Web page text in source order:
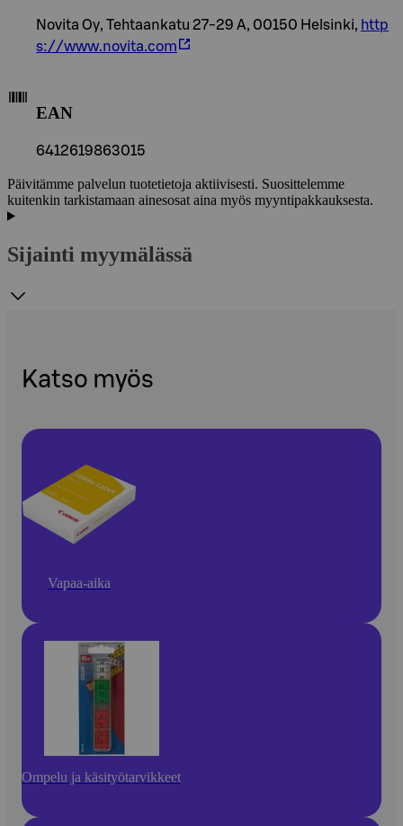
Novita Oy, Tehtaankatu 27-29 A, 00150 Helsinki, http
s://www.novita.com
EAN
6412619863015
Päivitämme palvelun tuotetietoja aktiivisesti. Suosittelemme
kuitenkin tarkistamaan ainesosat aina myös myyntipakkauksesta.
Sijainti myymälässä
Katso myös
Vapaa-aika
Ompelu ja käsityötarvikkeet